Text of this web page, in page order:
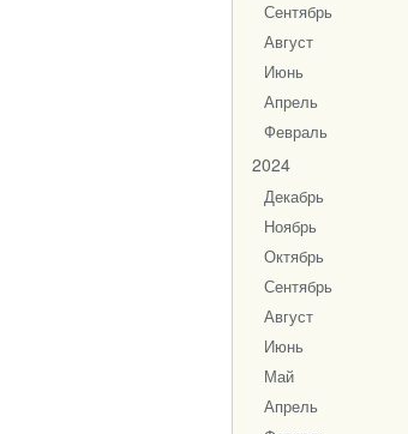
Сентябрь
Август
Июнь
Апрель
Февраль
2024
Декабрь
Ноябрь
Октябрь
Сентябрь
Август
Июнь
Май
Апрель